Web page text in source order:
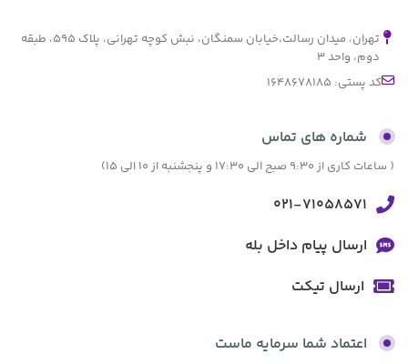
تهران، میدان رسالت،خیابان سمنگان، نبش کوچه تهرانی، پلاک ۵۹۵، طبقه
دوم، واحد ۳
کد پستی: 1648678185
شماره های تماس
( ساعات کاری از 9:30 صبح الی 17:30 و پنجشنبه از 10 الی 15)
021-71058571
ارسال پیام داخل بله
ارسال تیکت
اعتماد شما سرمایه ماست